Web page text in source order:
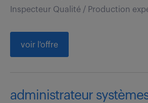
Inspecteur Qualité / Production
voir l'offre
administrateur